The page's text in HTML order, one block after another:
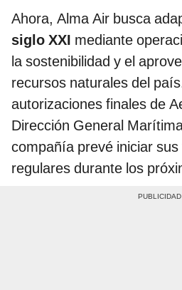
Ahora, Alma Air busca
siglo XXI mediante
la sostenibilidad y el
recursos naturales del
autorizaciones finales de
Dirección General
compañía prevé iniciar
regulares durante los